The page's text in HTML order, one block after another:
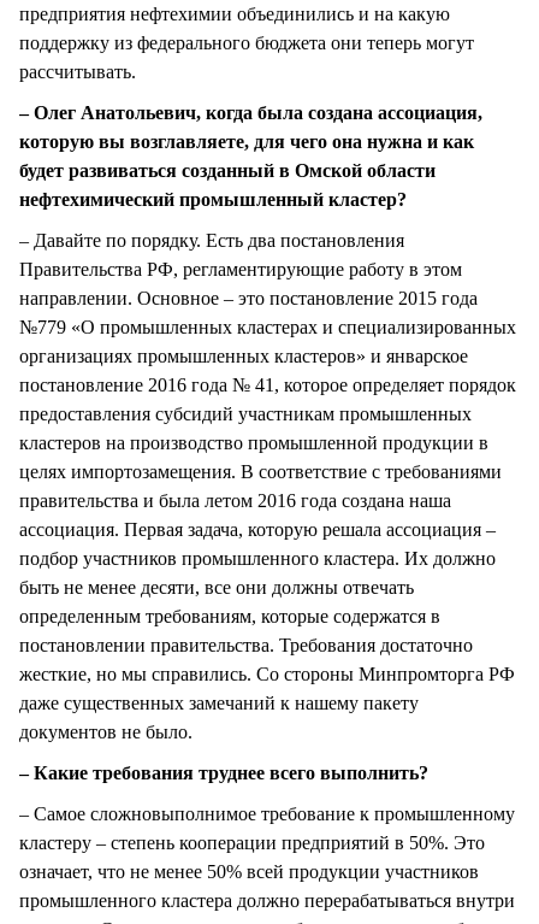
предприятия нефтехимии объединились и на какую
поддержку из федерального бюджета они теперь могут
рассчитывать.
– Олег Анатольевич, когда была создана ассоциация,
которую вы возглавляете, для чего она нужна и как
будет развиваться созданный в Омской области
нефтехимический промышленный кластер?
– Давайте по порядку. Есть два постановления
Правительства РФ, регламентирующие работу в этом
направлении. Основное – это постановление 2015 года
№779 «О промышленных кластерах и специализированных
организациях промышленных кластеров» и январское
постановление 2016 года № 41, которое определяет порядок
предоставления субсидий участникам промышленных
кластеров на производство промышленной продукции в
целях импортозамещения. В соответствие с требованиями
правительства и была летом 2016 года создана наша
ассоциация. Первая задача, которую решала ассоциация –
подбор участников промышленного кластера. Их должно
быть не менее десяти, все они должны отвечать
определенным требованиям, которые содержатся в
постановлении правительства. Требования достаточно
жесткие, но мы справились. Со стороны Минпромторга РФ
даже существенных замечаний к нашему пакету
документов не было.
– Какие требования труднее всего выполнить?
– Самое сложновыполнимое требование к промышленному
кластеру – степень кооперации предприятий в 50%. Это
означает, что не менее 50% всей продукции участников
промышленного кластера должно перерабатываться внутри